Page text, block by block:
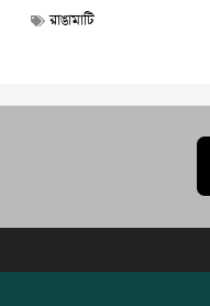
রাঙামাটি